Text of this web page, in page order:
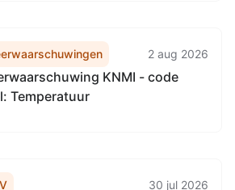
directie
& Expertise
2 aug 2026
KNMI - code
Temperatuur
30 jul 2026